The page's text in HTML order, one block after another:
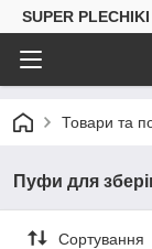
SUPER PLECHIKI
Товари та
Пуфи для
Сортування